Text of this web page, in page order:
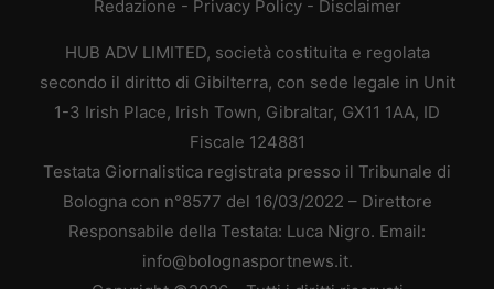
Redazione - Privacy Policy- Disclaimer
HUB ADV LIMITED, società costituita e regolata
secondo il diritto di Gibilterra, con sede legale in Unit
1-3 Irish Place, Irish Town, Gibraltar, GX11 1AA, ID
Fiscale 124881
Testata Giornalistica registrata presso il Tribunale di
Bologna con n°8577 del 16/03/2022 – Direttore
Responsabile della Testata: Luca Nigro. Email:
info@bolognasportnews.it.